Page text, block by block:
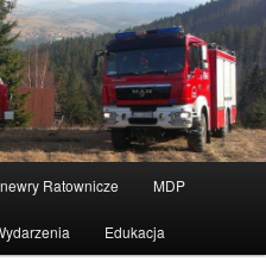
Ratownicze MDP
Edukacja